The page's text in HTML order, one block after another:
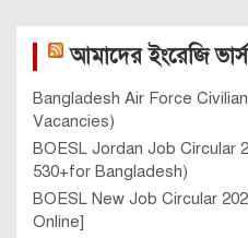
আমাদের ইংরেজি
Bangladesh Air Force
Vacancies)
BOESL Jordan Job Circular
530+for Bangladesh)
BOESL New Job Circular
Online]